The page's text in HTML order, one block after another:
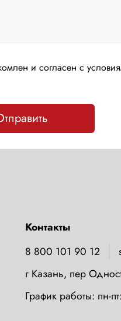
и согласен с
Контакты
8 800 101 90 12
г Казань, пер
График работы: пн-